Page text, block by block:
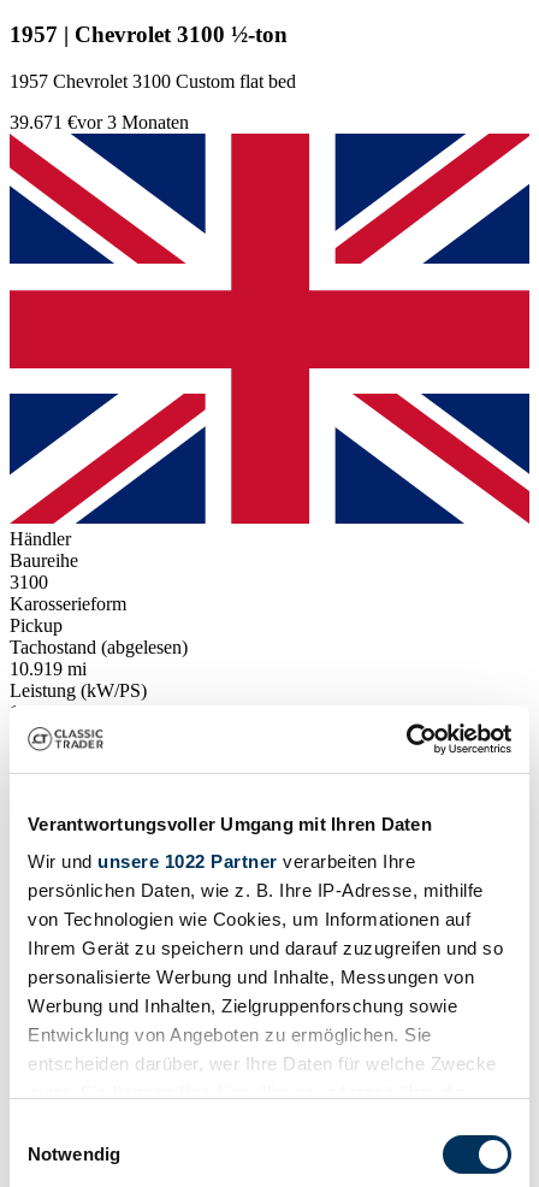
Verantwortungsvoller Umgang mit Ihren Daten
Wir und unsere 1022 Partner verarbeiten Ihre
persönlichen Daten, wie z. B. Ihre IP-Adresse, mithilfe
von Technologien wie Cookies, um Informationen auf
Ihrem Gerät zu speichern und darauf zuzugreifen und so
personalisierte Werbung und Inhalte, Messungen von
Werbung und Inhalten, Zielgruppenforschung sowie
Entwicklung von Angeboten zu ermöglichen. Sie
entscheiden darüber, wer Ihre Daten für welche Zwecke
Trigger Symbol ändern oder widerrufen
Notwendig
1957 | Chevrolet 3100 ½-ton
1957 Chevrolet 3100 Custom flat bed
39.671 €vor 3 Monaten
Händler
Baureihe
3100
Karosserieform
Pickup
Tachostand (abgelesen)
10.919 mi
Leistung (kW/PS)
1 / 1